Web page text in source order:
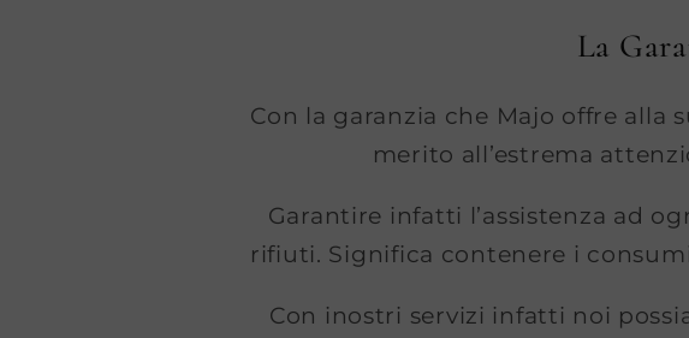
La
Con la garanzia che Majo offre alla
merito all’estrema
Garantire infatti l’assistenza ad
rifiuti. Significa contenere i
Con inostri servizi infatti noi